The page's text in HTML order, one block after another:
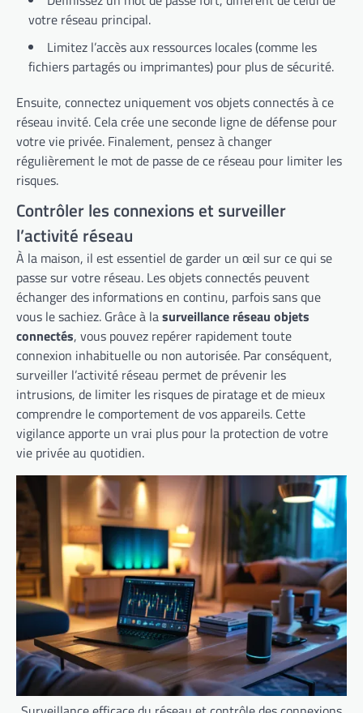
votre réseau principal.
Limitez l’accès aux ressources locales (comme les
fichiers partagés ou imprimantes) pour plus de sécurité.
Ensuite, connectez uniquement vos objets connectés à ce
réseau invité. Cela crée une seconde ligne de défense pour
votre vie privée. Finalement, pensez à changer
régulièrement le mot de passe de ce réseau pour limiter les
risques.
Contrôler les connexions et surveiller
l’activité réseau
À la maison, il est essentiel de garder un œil sur ce qui se
passe sur votre réseau. Les objets connectés peuvent
échanger des informations en continu, parfois sans que
vous le sachiez. Grâce à lasurveillance réseau objets
connectés, vous pouvez repérer rapidement toute
connexion inhabituelle ou non autorisée. Par conséquent,
surveiller l’activité réseau permet de prévenir les
intrusions, de limiter les risques de piratage et de mieux
comprendre le comportement de vos appareils. Cette
vigilance apporte un vrai plus pour la protection de votre
vie privée au quotidien.